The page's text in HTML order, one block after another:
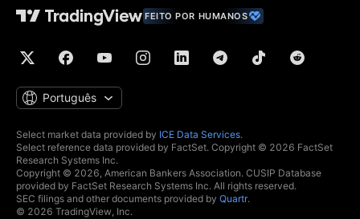
FEITO POR HUMANOS
Português
Select market data provided by ICE Data Services.
Select reference data provided by FactSet. Copyright © 2026 FactSet
Research Systems Inc.
Copyright © 2026, American Bankers Association. CUSIP Database
provided by FactSet Research Systems Inc. All rights reserved.
SEC filings and other documents provided by Quartr.
© 2026 TradingView, Inc.